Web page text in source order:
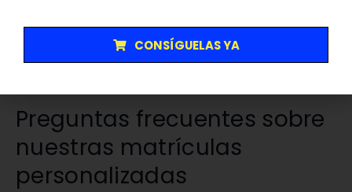
Si quieres comprar unamatrícula personalizada online
CARENGINE te ofrecemos una forma sencilla de conseguir
Preguntas frecuentes sobre
nuestras matrículas
personalizadas
CONSÍGUELAS YA